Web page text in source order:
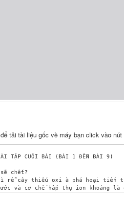
tải tài liệu gốc về máy bạn click vào nút